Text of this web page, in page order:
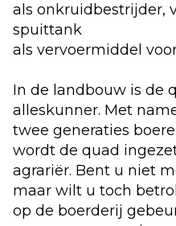
als onkruidbestrijder,
spuittank
als vervoermiddel
In de landbouw is de
alleskunner. Met
twee generaties
wordt de quad
agrariër. Bent u niet
maar wilt u toch
op de boerderij